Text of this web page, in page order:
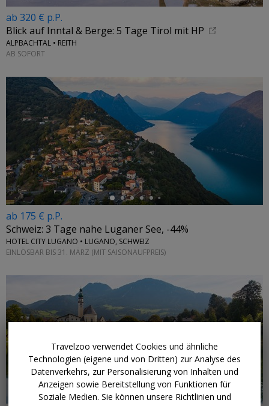
ab 320 € p.P.
Blick auf Inntal & Berge: 5 Tage Tirol mit HP
ALPBACHTAL • REITH
AB SOFORT
ab 175 € p.P.
Schweiz: 3 Tage nahe Luganer See, -44%
HOTEL CITY LUGANO • LUGANO, SCHWEIZ
EINLÖSBAR BIS 31. MÄRZ (MIT SAISONAUFPREIS)
Travelzoo verwendet Cookies und ähnliche
Technologien (eigene und von Dritten) zur Analyse des
Datenverkehrs, zur Personalisierung von Inhalten und
Anzeigen sowie Bereitstellung von Funktionen für
Soziale Medien. Sie können unsere Richtlinien und